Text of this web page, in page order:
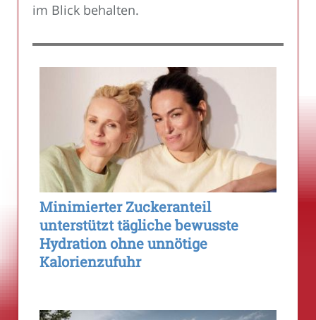
im Blick behalten.
Minimierter Zuckeranteil
unterstützt tägliche bewusste
Hydration ohne unnötige
Kalorienzufuhr